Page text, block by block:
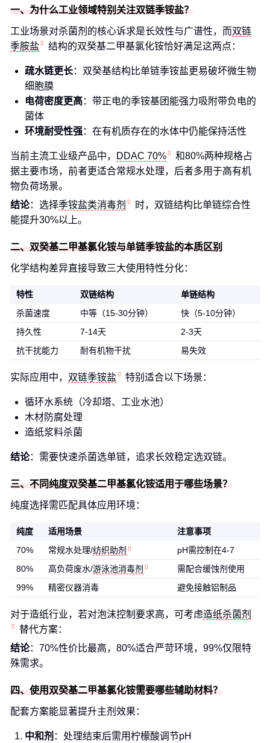
一、为什么工业领域特别关注双链季铵盐？
工业场景对杀菌剂的核心诉求是长效性与广谱性，而双链
季胺盐
结构的双癸基二甲基氯化铵恰好满足这两点：
疏水链更长：双癸基结构比单链季铵盐更易破坏微生物
细胞膜
电荷密度更高：带正电的季铵基团能强力吸附带负电的
菌体
环境耐受性强：在有机质存在的水体中仍能保持活性
当前主流工业级产品中， DDAC 70%
和80%两种规格占
据主要市场，前者更适合常规水处理，后者多用于高有机
物负荷场景。
结论：选择季铵盐类消毒剂
时，双链结构比单链综合性
能提升30%以上。
二、双癸基二甲基氯化铵与单链季铵盐的本质区别
化学结构差异直接导致三大使用特性分化：
特性 双链结构
单链结构
杀菌速度
中等（15-30分钟）
快（5-10分钟）
持久性
7-14天
2-3天
抗干扰能力
耐有机物干扰 易失效
实际应用中， 双链季铵盐 特别适合以下场景：
循环水系统（冷却塔、工业水池）
木材防腐处理
造纸浆料杀菌
结论：需要快速杀菌选单链，追求长效稳定选双链。
三、不同纯度双癸基二甲基氯化铵适用于哪些场景？
纯度选择需匹配具体应用环境：
纯度 适用场景
注意事项
70%
常规水处理/纺织助剂
pH需控制在4-7
80%
高负荷废水/游泳池消毒剂
需配合缓蚀剂使用
99%
精密仪器消毒 避免接触铝制品
对于造纸行业，若对泡沫控制要求高，可考虑造纸杀菌剂
替代方案：
结论：70%性价比最高，80%适合严苛环境，99%仅限特
殊需求。
四、使用双癸基二甲基氯化铵需要哪些辅助材料？
配套方案能显著提升主剂效果：
中和剂 ：处理结束后需用柠檬酸调节pH